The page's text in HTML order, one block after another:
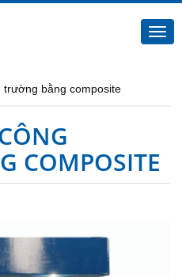
trường bằng composite
COMPOSITE